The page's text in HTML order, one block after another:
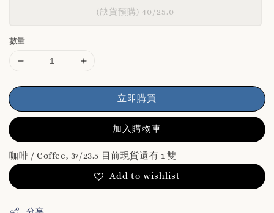
(缺貨預購) 40/25.0
數量
立即購買
加入購物車
咖啡 / Coffee, 37/23.5 目前現貨還有 1 雙
Add to wishlist